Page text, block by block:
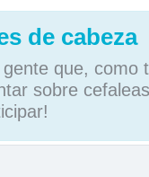
de cabeza
que, como
sobre